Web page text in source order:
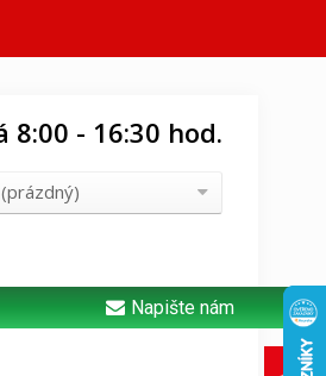
8:00 - 16:30 hod.
(prázdný)
Napište nám